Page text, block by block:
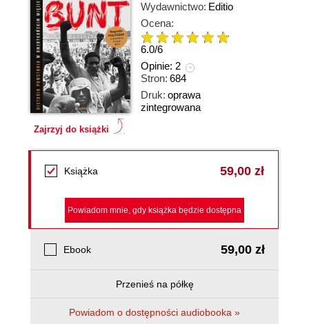
Zajrzyj do książki
Wydawnictwo: Editio
Ocena:
6.0/6
Opinie: 2
Stron: 684
Druk: oprawa
zintegrowana
Książka 59,00 zł
Powiadom mnie, gdy książka będzie dostępna
Ebook 59,00 zł
Przenieś na półkę
Powiadom o dostępności audiobooka »